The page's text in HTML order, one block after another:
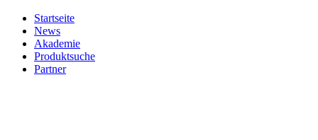
Startseite
News
Akademie
Produktsuche
Partner